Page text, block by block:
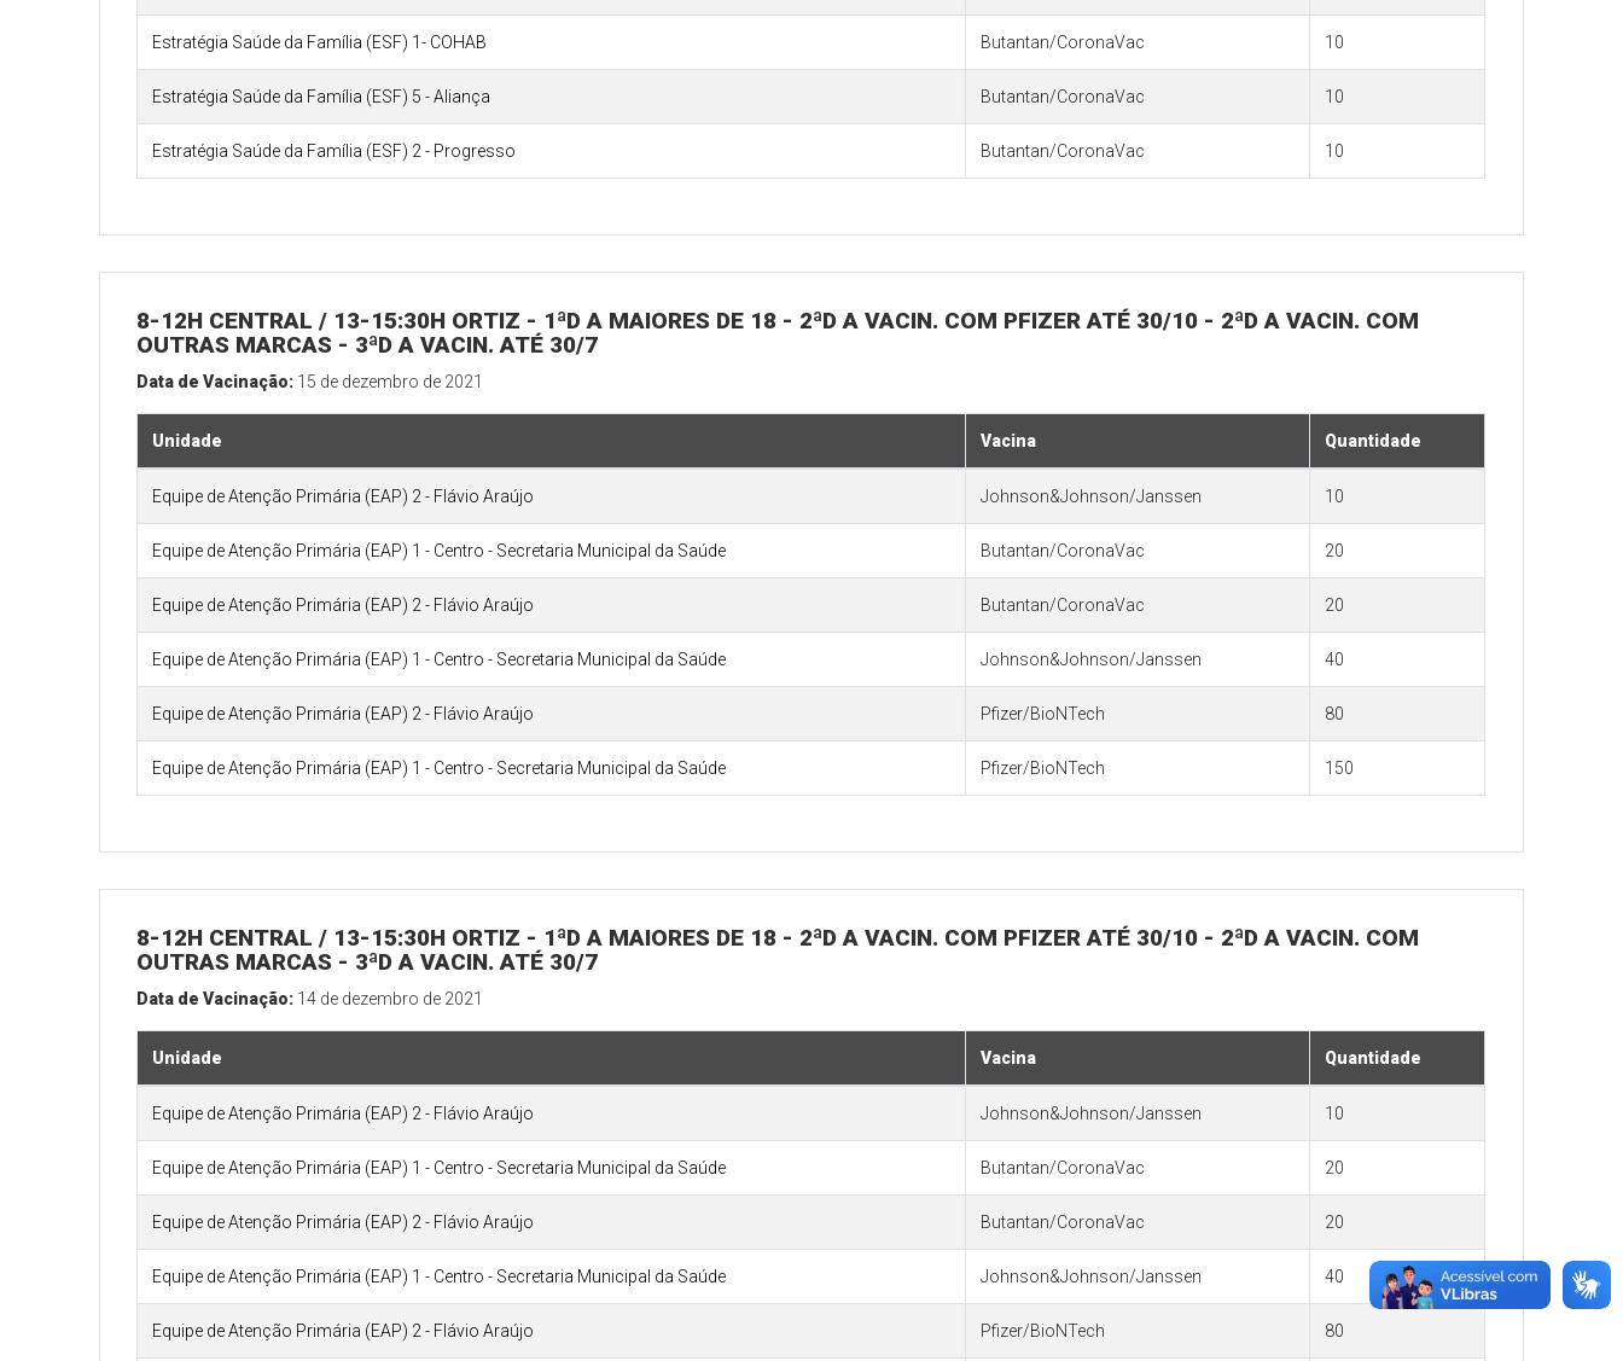
Estratégia Saúde da Família (ESF) 1- COHAB Butantan/CoronaVac 10
Estratégia Saúde da Família (ESF) 5 - Aliança Butantan/CoronaVac 10
Estratégia Saúde da Família (ESF) 2 - Progresso Butantan/CoronaVac 10
8-12H CENTRAL / 13-15:30H ORTIZ - 1ªD A MAIORES DE 18 - 2ªD A VACIN. COM PFIZER ATÉ 30/10 - 2ªD A VACIN. COM
OUTRAS MARCAS - 3ªD A VACIN. ATÉ 30/7
Data de Vacinação: 15 de dezembro de 2021
Unidade Vacina Quantidade
Equipe de Atenção Primária (EAP) 2 - Flávio Araújo Johnson&Johnson/Janssen 10
Equipe de Atenção Primária (EAP) 1 - Centro - Secretaria Municipal da Saúde Butantan/CoronaVac 20
Equipe de Atenção Primária (EAP) 2 - Flávio Araújo Butantan/CoronaVac 20
Equipe de Atenção Primária (EAP) 1 - Centro - Secretaria Municipal da Saúde Johnson&Johnson/Janssen 40
Equipe de Atenção Primária (EAP) 2 - Flávio Araújo Pfizer/BioNTech 80
Equipe de Atenção Primária (EAP) 1 - Centro - Secretaria Municipal da Saúde Pfizer/BioNTech 150
8-12H CENTRAL / 13-15:30H ORTIZ - 1ªD A MAIORES DE 18 - 2ªD A VACIN. COM PFIZER ATÉ 30/10 - 2ªD A VACIN. COM
OUTRAS MARCAS - 3ªD A VACIN. ATÉ 30/7
Data de Vacinação: 14 de dezembro de 2021
Unidade Vacina Quantidade
Equipe de Atenção Primária (EAP) 2 - Flávio Araújo Johnson&Johnson/Janssen 10
Equipe de Atenção Primária (EAP) 1 - Centro - Secretaria Municipal da Saúde Butantan/CoronaVac 20
Equipe de Atenção Primária (EAP) 2 - Flávio Araújo Butantan/CoronaVac 20
Equipe de Atenção Primária (EAP) 1 - Centro - Secretaria Municipal da Saúde Johnson&Johnson/Janssen 40
Equipe de Atenção Primária (EAP) 2 - Flávio Araújo Pfizer/BioNTech 80